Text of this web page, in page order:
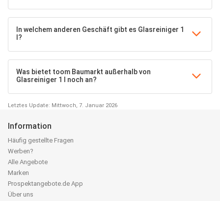
In welchem anderen Geschäft gibt es Glasreiniger 1
l?
Was bietet toom Baumarkt außerhalb von
Glasreiniger 1 l noch an?
Letztes Update: Mittwoch, 7. Januar 2026
Information
Häufig gestellte Fragen
Werben?
Alle Angebote
Marken
Prospektangebote.de App
Über uns